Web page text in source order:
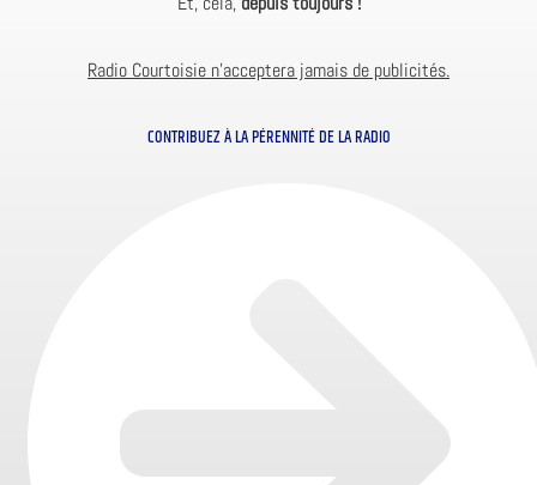
Radio Courtoisie n’acceptera jamais de publicités.
CONTRIBUEZ À LA PÉRENNITÉ DE LA RADIO